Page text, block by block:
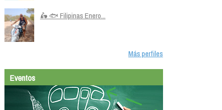
🛵 🐟 Filipinas Enero...
Más perfiles
Eventos